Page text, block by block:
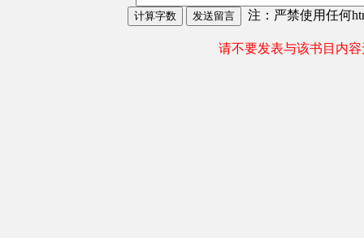
注：严禁使用任何
请不要发表与该书目内